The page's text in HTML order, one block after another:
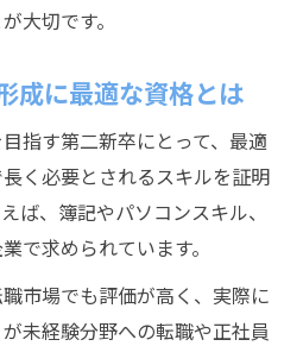
大切です。
成に最適な資格とは
指す第二新卒にとって、最適
く必要とされるスキルを証明
ば、簿記やパソコンスキル、
で求められています。
市場でも評価が高く、実際に
未経験分野への転職や正社員